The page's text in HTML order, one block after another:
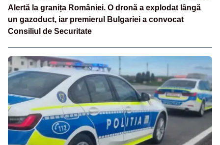
Alertă la granița României. O dronă a explodat lângă
un gazoduct, iar premierul Bulgariei a convocat
Consiliul de Securitate